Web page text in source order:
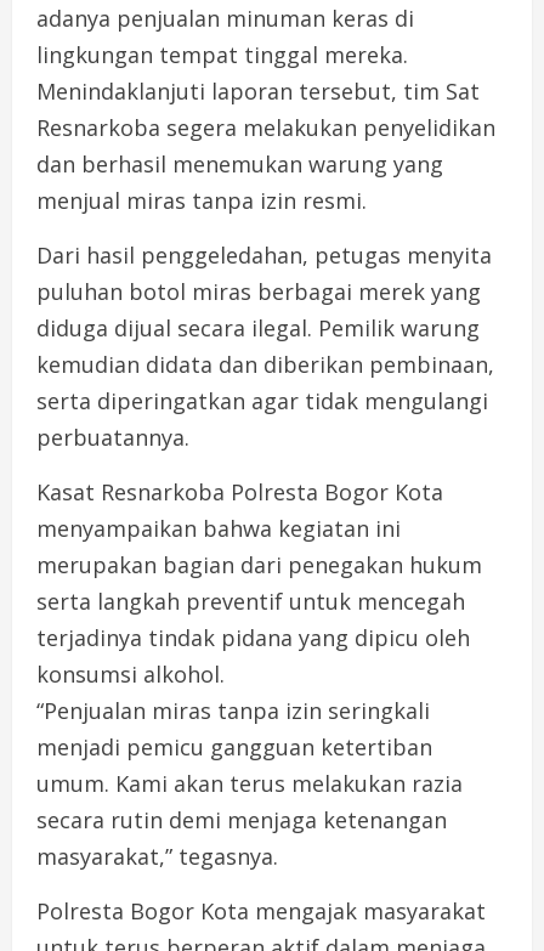
adanya penjualan minuman keras di
lingkungan tempat tinggal mereka.
Menindaklanjuti laporan tersebut, tim Sat
Resnarkoba segera melakukan penyelidikan
dan berhasil menemukan warung yang
menjual miras tanpa izin resmi.
Dari hasil penggeledahan, petugas menyita
puluhan botol miras berbagai merek yang
diduga dijual secara ilegal. Pemilik warung
kemudian didata dan diberikan pembinaan,
serta diperingatkan agar tidak mengulangi
perbuatannya.
Kasat Resnarkoba Polresta Bogor Kota
menyampaikan bahwa kegiatan ini
merupakan bagian dari penegakan hukum
serta langkah preventif untuk mencegah
terjadinya tindak pidana yang dipicu oleh
konsumsi alkohol.
“Penjualan miras tanpa izin seringkali
menjadi pemicu gangguan ketertiban
umum. Kami akan terus melakukan razia
secara rutin demi menjaga ketenangan
masyarakat,” tegasnya.
Polresta Bogor Kota mengajak masyarakat